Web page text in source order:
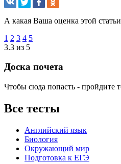
А какая Ваша оценка этой
1 2 3 4 5
3.3 из 5
Доска почета
Чтобы сюда попасть - пройдите
Все тесты
Английский язык
Биология
Окружающий мир
Подготовка к ЕГЭ